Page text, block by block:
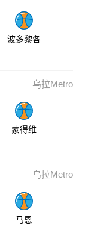
波多黎各
乌拉Metro
蒙得维
乌拉Metro
马恩